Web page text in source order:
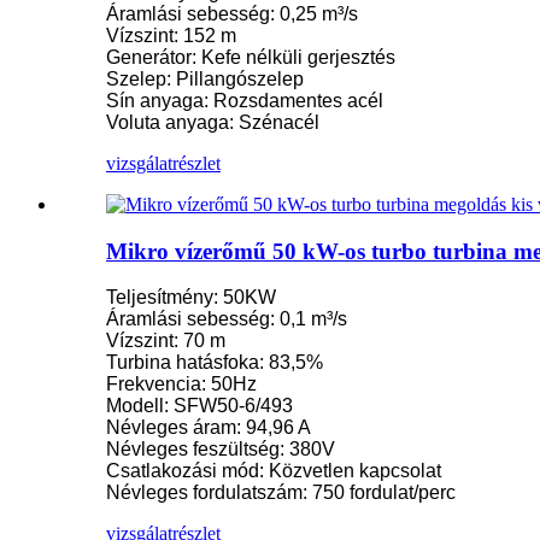
Kis Kaplan turbina 10KW 12KW 15KW mikro vízerőmű...
Vízerőmű-berendezések gyártója Hidraulikus fran...
Vízerőmű-rendszerek Francis turbinagenerátora
100KW 500KW 1MW 2MW hidraulikus Francis turbina ár...
Hidraulikus turbina generátor 250 kW-os vízerőmű...
Mikro turbo turbina mini vízerőmű megoldás 20KW-50KW
Forster Vízerőmű Kaplan Turbina Generátor Ár...
320 kW-os hidraulikus Francis vízturbina-generátor...
1200 kW-os Pelton vízerőmű turbinás generátor
Alternatív energia vízerőmű 500 kW-os...
Alacsony építési költség, nagy hatékonyság, alacsony hőfok...
Áramlási sebesség: 0,25 m³/s
Vízszint: 152 m
Generátor: Kefe nélküli gerjesztés
Szelep: Pillangószelep
Sín anyaga: Rozsdamentes acél
Voluta anyaga: Szénacél
vizsgálatrészlet
Mikro vízerőmű 50 kW-os turbo turbina
Teljesítmény: 50KW
Áramlási sebesség: 0,1 m³/s
Vízszint: 70 m
Turbina hatásfoka: 83,5%
Frekvencia: 50Hz
Modell: SFW50-6/493
Névleges áram: 94,96 A
Névleges feszültség: 380V
Csatlakozási mód: Közvetlen kapcsolat
Névleges fordulatszám: 750 fordulat/perc
vizsgálatrészlet